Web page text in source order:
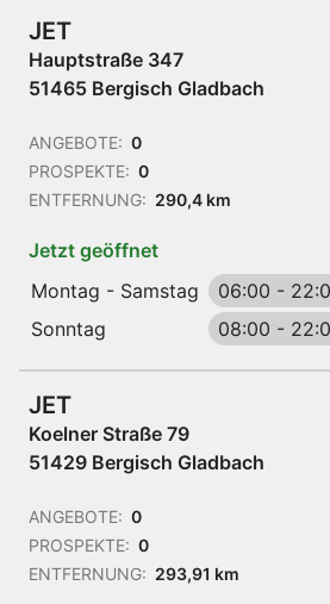
JET
Hauptstraße 347
51465 Bergisch Gladbach
ANGEBOTE: 0
PROSPEKTE: 0
ENTFERNUNG: 290,4 km
Jetzt geöffnet
Montag - Samstag
06:00 -
Sonntag
08:00 -
JET
Koelner Straße 79
51429 Bergisch Gladbach
ANGEBOTE: 0
PROSPEKTE: 0
ENTFERNUNG: 293,91 km